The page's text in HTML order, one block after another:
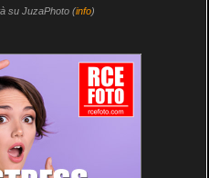
su JuzaPhoto (info)